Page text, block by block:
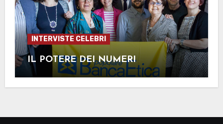
INTERVISTE CELEBRI
IL POTERE DEI NUMERI